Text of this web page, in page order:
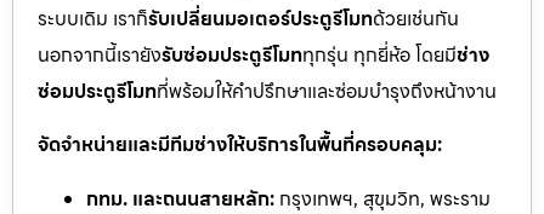
ระบบเดิม เราก็รับเปลี่ยนมอเตอร์ประตูรีโมทด้วยเช่นกัน
นอกจากนี้เรายังรับซ่อมประตูรีโมททุกรุ่น ทุกยี่ห้อ โดยมีช่าง
ซ่อมประตูรีโมทที่พร้อมให้คำปรึกษาและซ่อมบำรุงถึงหน้างาน
จัดจำหน่ายและมีทีมช่างให้บริการในพื้นที่ครอบคลุม:
กทม. และถนนสายหลัก: กรุงเทพฯ, สุขุมวิท, พระราม